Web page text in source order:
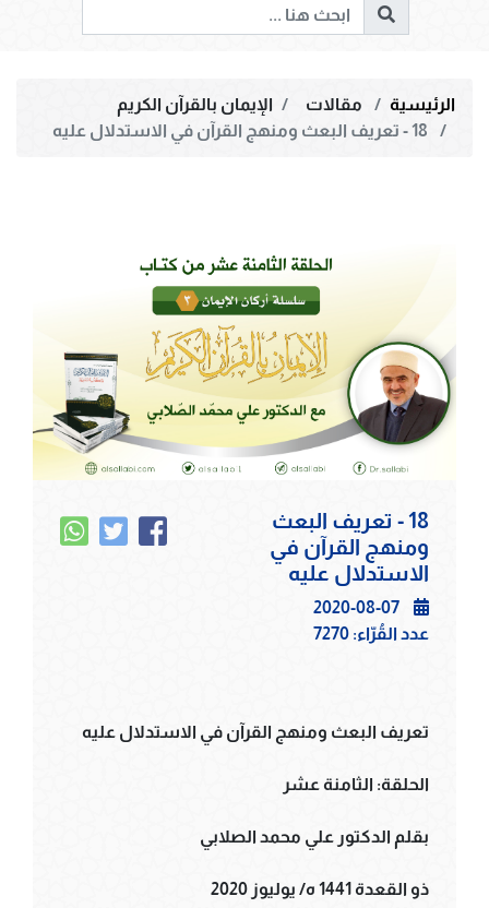
الرئيسية مقالات
الإيمان بالقرآن الكريم
18 - تعريف البعث
ومنهج القرآن في
الاستدلال عليه
2020-08-07
عدد القُرّاء: 7270
تعريف البعث ومنهج القرآن في الاستدلال عليه
الحلقة: الثامنة عشر
بقلم الدكتور علي محمد الصلابي
ذو القعدة 1441 ه/ يوليوز 2020